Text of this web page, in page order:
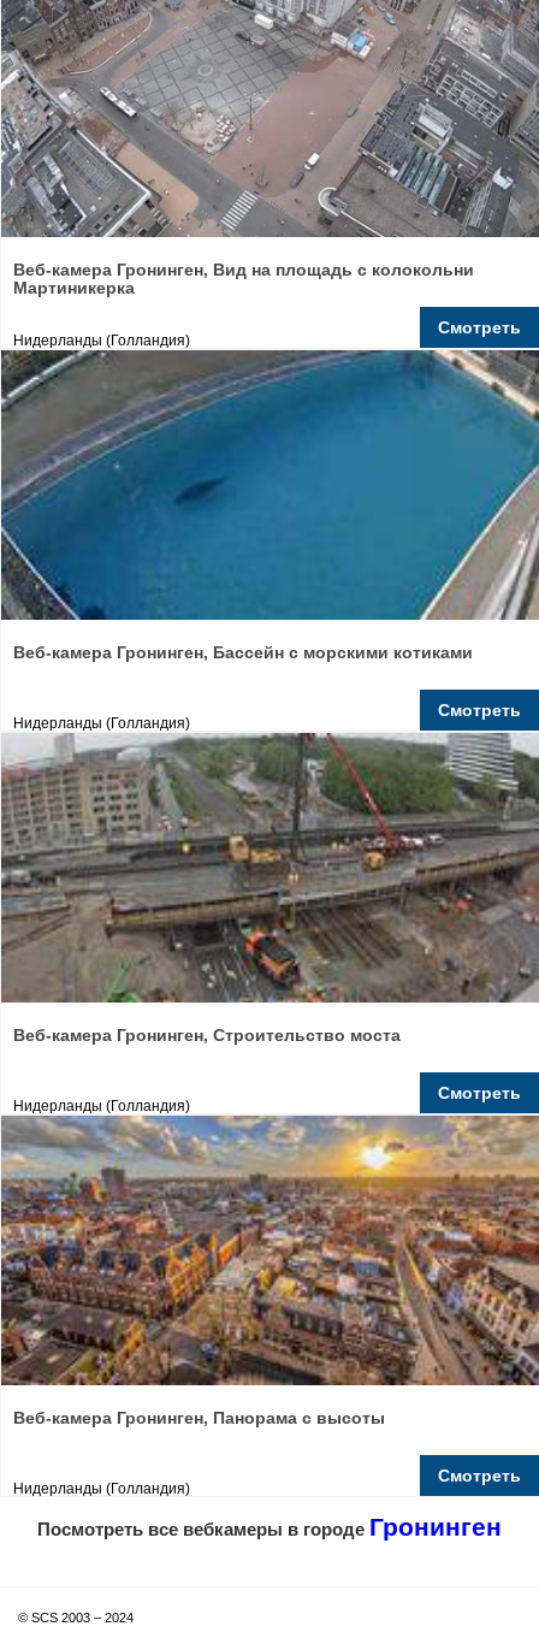
Веб-камера Гронинген, Вид на площадь с колокольни
Мартиникерка
Нидерланды (Голландия)
Смотреть
Веб-камера Гронинген, Бассейн с морскими котиками
Нидерланды (Голландия)
Смотреть
Веб-камера Гронинген, Строительство моста
Нидерланды (Голландия)
Смотреть
Веб-камера Гронинген, Панорама с высоты
Нидерланды (Голландия)
Смотреть
Посмотреть все вебкамеры в городе Гронинген
© SCS 2003 – 2024